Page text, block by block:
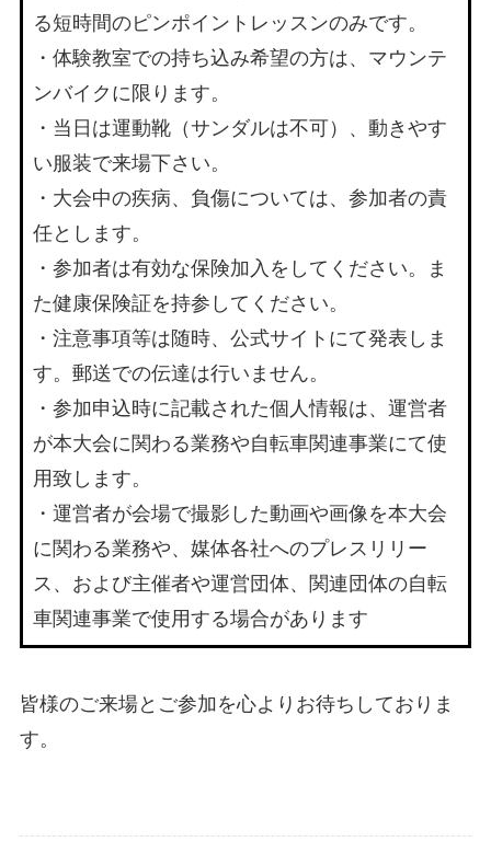
る短時間のピンポイントレッスンのみです。
・体験教室での持ち込み希望の方は、マウンテ
ンバイクに限ります。
・当日は運動靴（サンダルは不可）、動きやす
い服装で来場下さい。
・大会中の疾病、負傷については、参加者の責
任とします。
・参加者は有効な保険加入をしてください。ま
た健康保険証を持参してください。
・注意事項等は随時、公式サイトにて発表しま
す。郵送での伝達は行いません。
・参加申込時に記載された個人情報は、運営者
が本大会に関わる業務や自転車関連事業にて使
用致します。
・運営者が会場で撮影した動画や画像を本大会
に関わる業務や、媒体各社へのプレスリリー
ス、および主催者や運営団体、関連団体の自転
車関連事業で使用する場合があります
皆様のご来場とご参加を心よりお待ちしておりま
す。